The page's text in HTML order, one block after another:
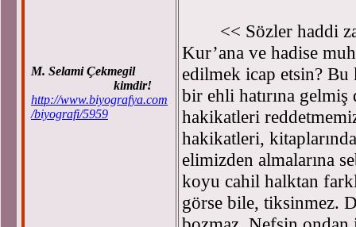
M. Selami Çekmegil
kimdir!
http://www.biyografya.com
/biyografi/5959
<< Sözler haddi
Kur’ana ve hadise
edilmek icap etsin? Bu
bir ehli hatırına
hakikatleri
hakikatleri,
elimizden almalarına
koyu cahil halktan
görse bile, tiksinmez.